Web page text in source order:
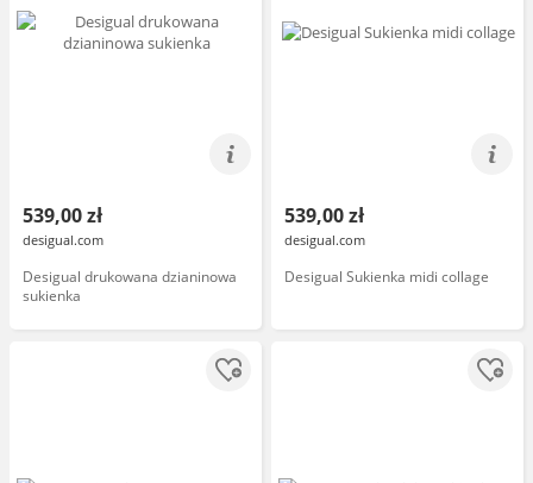
539,00 zł
desigual.com
Desigual drukowana dzianinowa
sukienka
539,00 zł
desigual.com
Desigual Sukienka midi collage